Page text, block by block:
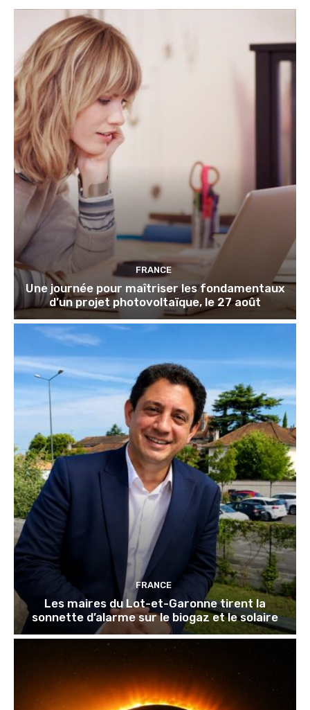
FRANCE
Une journée pour maîtriser les fondamentaux
d’un projet photovoltaïque, le 27 août
FRANCE
Les maires du Lot-et-Garonne tirent la
sonnette d’alarme sur le biogaz et le solaire